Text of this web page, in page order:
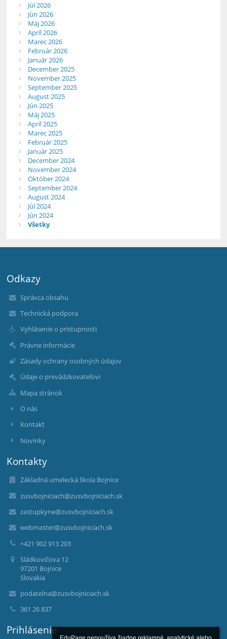
Júl 2026
Jún 2026
Máj 2026
Apríl 2026
Marec 2026
Február 2026
Január 2026
December 2025
November 2025
September 2025
August 2025
Jún 2025
Máj 2025
Apríl 2025
Marec 2025
Február 2025
Január 2025
December 2024
November 2024
Október 2024
September 2024
August 2024
Júl 2024
Jún 2024
Všetky
Odkazy
Správca obsahu
Technická podpora
Vyhlásenie o prístupnosti
Právne informácie
Zásady ochrany osobných údajov
Údaje o prevádzkovateľovi
Mapa stránok
O nás
Kontakt
Novinky
Kontakty
Základná umelecká škola Bojnice
zusvbojniciach@zusvbojniciach.sk
zastupkyne@zusvbojniciach.sk
webmaster@zusvbojniciach.sk
+421 902 913 203
Sládkovičova 12
97201 Bojnice
Slovakia
podatelna@zusvbojniciach.sk
361 26 837
Prihlásenie